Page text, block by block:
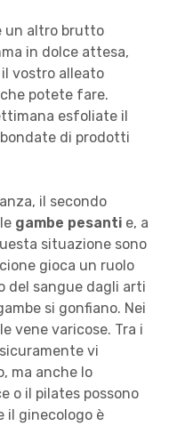
un altro brutto
in dolce attesa,
il vostro alleato
che potete fare.
esfoliate il
di prodotti
il secondo
gambe pesantie, a
situazione sono
gioca un ruolo
del sangue dagli arti
si gonfiano. Nei
vene varicose. Tra i
vi
ma anche lo
o il pilates possono
il ginecologo è